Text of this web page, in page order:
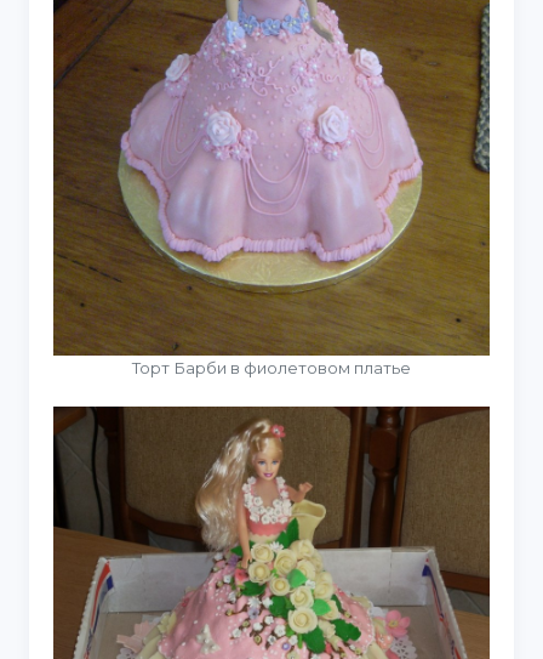
Торт Барби в фиолетовом платье